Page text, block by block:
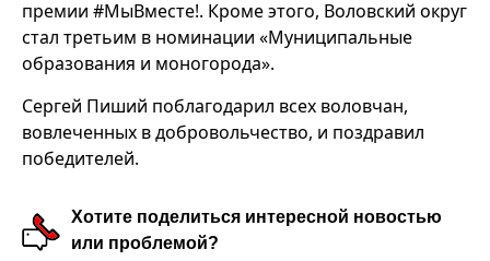
премии #МыВместе!. Кроме этого, Воловский округ
стал третьим в номинации «Муниципальные
образования и моногорода».
Сергей Пиший поблагодарил всех воловчан,
вовлеченных в добровольчество, и поздравил
победителей.
Хотите поделиться интересной новостью
или проблемой?